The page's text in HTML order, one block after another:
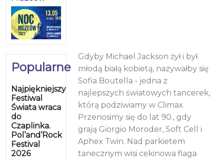
Popularne
Najpiękniejszy
Festiwal
Świata wraca
do
Czaplinka.
Pol’and’Rock
Festival
2026
Gdyby Michael Jackson żył i był
młodą białą kobietą, nazywałby się
Sofia Boutella - jedna z
najlepszych światowych tancerek,
którą podziwiamy w Climax.
Przenosimy się do lat 90., gdy
grają Giorgio Moroder, Soft Cell i
Aphex Twin. Nad parkietem
tanecznym wisi cekinowa flaga